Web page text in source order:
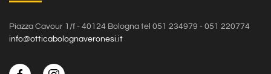
Piazza Cavour 1/f - 40124 Bologna tel 051 234979 - 051 220774
info@otticabolognaveronesi.it